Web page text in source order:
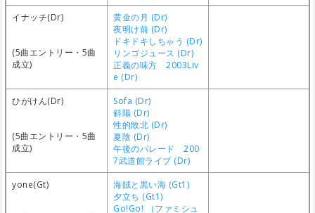
イナッチ(Dr)
(5曲エントリー・5曲
成立)
黄金の月 (Dr)
夜明け前 (Dr)
ドキドキしちゃう (Dr)
リンゴジュース (Dr)
正義の味方 2003Liv
e (Dr)
ひがけん(Dr)
(5曲エントリー・5曲
成立)
Sofa (Dr)
斜陽 (Dr)
性的敗北 (Dr)
夏陰 (Dr)
午後のパレード 200
7武道館ライブ (Dr)
yone(Gt)
海賊と黒い海 (Gt1)
夕立ち (Gt1)
Go!Go! （ファミシュ